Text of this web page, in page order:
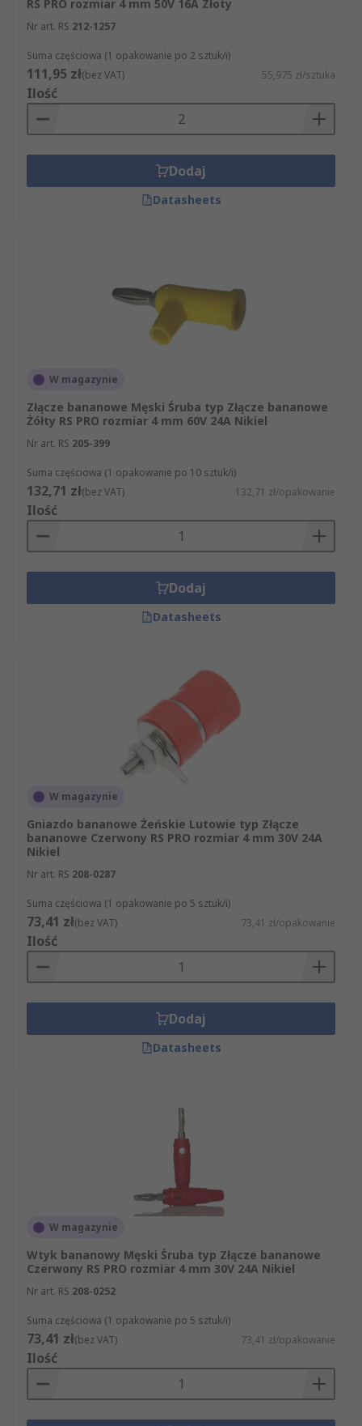
RS PRO rozmiar 4 mm 50V 16A Złoty
Nr art. RS 212-1257
Suma częściowa (1 opakowanie po 2 sztuk/i)
111,95 zł(bez VAT) 55,975 zł/sztuka
Ilość
Dodaj
Datasheets
W magazynie
Złącze bananowe Męski Śruba typ Złącze bananowe
Żółty RS PRO rozmiar 4 mm 60V 24A Nikiel
Nr art. RS 205-399
Suma częściowa (1 opakowanie po 10 sztuk/i)
132,71 zł(bez VAT) 132,71 zł/opakowanie
Ilość
Dodaj
Datasheets
W magazynie
Gniazdo bananowe Żeńskie Lutowie typ Złącze
bananowe Czerwony RS PRO rozmiar 4 mm 30V 24A
Nikiel
Nr art. RS 208-0287
Suma częściowa (1 opakowanie po 5 sztuk/i)
73,41 zł(bez VAT) 73,41 zł/opakowanie
Ilość
Dodaj
Datasheets
W magazynie
Wtyk bananowy Męski Śruba typ Złącze bananowe
Czerwony RS PRO rozmiar 4 mm 30V 24A Nikiel
Nr art. RS 208-0252
Suma częściowa (1 opakowanie po 5 sztuk/i)
73,41 zł(bez VAT) 73,41 zł/opakowanie
Ilość